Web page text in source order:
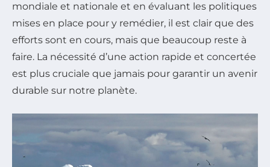
mondiale et nationale et en évaluant les politiques
mises en place pour y remédier, il est clair que des
efforts sont en cours, mais que beaucoup reste à
faire. La nécessité d’une action rapide et concertée
est plus cruciale que jamais pour garantir un avenir
durable sur notre planète.